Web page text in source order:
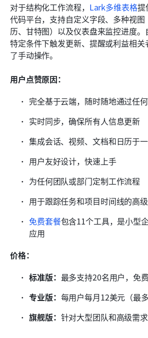
对于结构化工作流程， Lark多维表格提
代码平台，支持自定义字段、多种视图
历、甘特图）以及仪表盘来监控进度
特定条件下触发更新、提醒或利益相
了手动操作。
用户点赞原因：
完全基于云端，随时随地通过任
实时同步，确保所有人信息更新
集成会话、视频、文档和日历于
用户友好设计，快速上手
为任何团队或部门定制工作流程
用于跟踪任务和项目时间线的高
免费套餐包含11个工具，是小型
应用
价格：
标准版： 最多支持20名用户，免费
专业版： 每用户每月12美元（最
旗舰版： 针对大型团队和高级需